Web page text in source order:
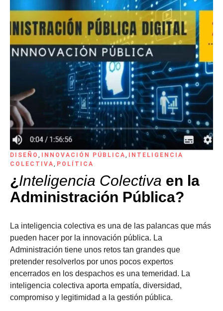
DISEÑO , INNOVACIÓN PÚBLICA,
INTELIGENCIA
COLECTIVA, POLÍTICA
¿ Inteligencia Colectiva en la
Administración Pública?
La inteligencia colectiva es una de las palancas que más
pueden hacer por la innovación pública. La
Administración tiene unos retos tan grandes que
pretender resolverlos por unos pocos expertos
encerrados en los despachos es una temeridad. La
inteligencia colectiva aporta empatía, diversidad,
compromiso y legitimidad a la gestión pública.